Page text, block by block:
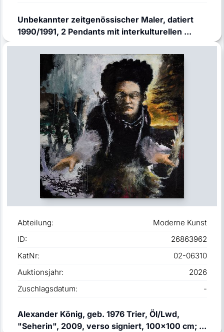
Unbekannter zeitgenössischer Maler, datiert
1990/1991, 2 Pendants mit interkulturellen ...
Abteilung:
Moderne Kunst
ID:
26863962
KatNr:
02-06310
Auktionsjahr:
2026
Zuschlagsdatum:
-
Alexander König, geb. 1976 Trier, Öl/Lwd,
"Seherin", 2009, verso signiert, 100x100 cm; ...